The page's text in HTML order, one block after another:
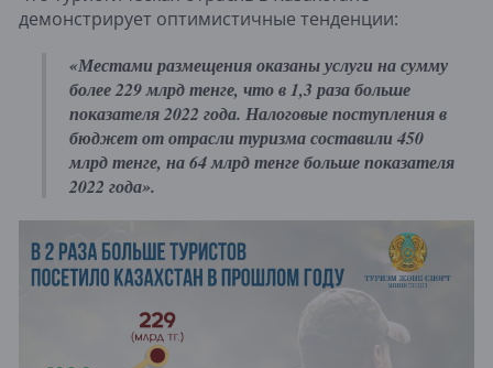
демонстрирует оптимистичные тенденции:
«Местами размещения оказаны услуги на сумму
более 229 млрд тенге, что в 1,3 раза больше
показателя 2022 года. Налоговые поступления в
бюджет от отрасли туризма составили 450
млрд тенге, на 64 млрд тенге больше показателя
2022 года».